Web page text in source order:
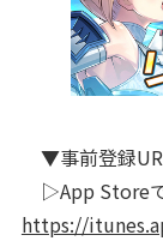
▼事前登録
▷App Store
https://